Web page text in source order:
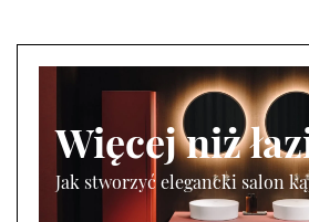
Więcej niż
Jak stworzyć elegancki salon